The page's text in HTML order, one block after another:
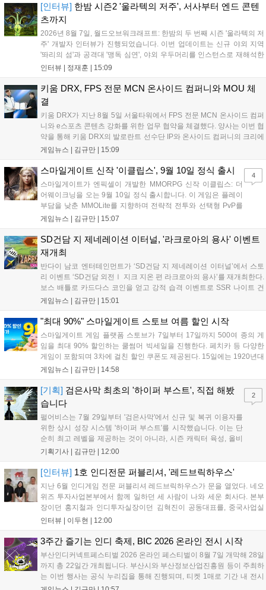
김영만 회장은 10년 만에 재추진되는 이번 시상식이 e스포츠의
성과와 가치를 널리 알리는 권위 있는 행사가 되도록 노력하겠다
고 밝혔습니다....
[인터뷰] 한밤 시즌2 '울라텍의 저주', 서사부터 엔드 콘텐
츠까지
2026년 8월 7일, 월드오브워크래프트: 한밤의 두 번째 시즌 '울라텍의 저
주' 개발자 인터뷰가 진행되었습니다. 이번 업데이트는 신규 야외 지역
'똬리의 섬'과 공격대 '맹독 심연', 야외 우두머리를 인스턴스로 재해석한
'소굴'을 포함합니다. 개발진은 하우징 시스템 개선 및 신화+ 던전 로테이
를 표했습니다....
인터뷰 | 정재훈 15:09
키움 DRX, FPS 전문 MCN 온사이드 컴퍼니와 MOU 체
결
키움 DRX가 지난 8월 5일 서울타워에서 FPS 전문 MCN 온사이드 컴퍼
니와 e스포츠 콘텐츠 강화를 위한 업무 협약을 체결했다. 양사는 이번 협
약을 통해 키움 DRX의 발로란트 선수단 IP와 온사이드 컴퍼니의 크리에
이터 네트워크를 결합하여 정규 및 특별 콘텐츠를 공동 기획한다. 또한
오프라인 연계 프로그램을 순차적으로 선보이며 e스포츠 생태계 확장에
나설 계획이다....
게임뉴스 | 김규만 15:09
스마일게이트 신작 '이클립스', 9월 10일 정식 출시
스마일게이트가 엔픽셀이 개발한 MMORPG 신작 이클립스: 더
어웨이크닝을 오는 9월 10일 정식 출시합니다. 이 게임은 플레이
부담을 낮춘 MMOLite를 지향하며 전략적 전투와 선택형 PvP를
특징으로 합니다. 현재 공식 홈페이지와 앱 마켓에서 사전등록을
니다. 또한 카카오톡 채널 추가 시 주차별 스페셜 쿠폰과 한정 스
킨, 경품 이벤트 등 풍성한 혜택을 마련해 이용자들의 기대를 모
으고 있습니다....
게임뉴스 | 김규만 15:07
4
SD건담 지 제네레이션 이터널, '라크로아의 용사' 이벤트
재개최
반다이 남코 엔터테인먼트가 ‘SD건담 지 제네레이션 이터널’에서 스토
리 이벤트 ‘SD건담 외전Ⅰ 지크 지온 편 라크로아의 용사’를 재개최한다.
보스 배틀로 카드다스 코인을 얻고 강적 습격 이벤트로 SSR 나이트 건
담을 획득할 수 있다. 로그인 보너스로 최대 다이아 3,000개를 지급하며,
원 증정한다. 또한 9월 30일까지 공식 유튜브에서 특별 프로그램을 시청
할 수 있다....
게임뉴스 | 김규만 15:01
"최대 90%" 스마일게이트 스토브 여름 할인 시작
스마일게이트 게임 플랫폼 스토브가 7일부터 17일까지 500여 종의 게
임을 최대 90% 할인하는 쿨썸머 빅세일을 진행한다. 페치카 등 다양한
게임이 포함되며 3차에 걸친 할인 쿠폰도 제공된다. 15일에는 1920년대
경성 배경의 신작 그날의 신문이 출시되며, 15일부터 17일까지는 국내
은 공식 페이지에서 확인 가능하다....
게임뉴스 | 김규만 14:58
[기획] 검은사막 최초의 '하이퍼 부스트', 직접 해봤
습니다
펄어비스는 7월 29일부터 '검은사막'에서 신규 및 복귀 이용자를
위한 상시 성장 시스템 '하이퍼 부스트'를 시작했습니다. 이는 단
순히 최고 레벨을 제공하는 것이 아니라, 시즌 캐릭터 육성, 올비
아 아카데미 수료, 아침의 나라 설화 진행 등 4단계 과정을 통해
용자는 과제를 완수하며 동(V) 투발라 장비와 검은별 무기, 카라
자드 장신구 등을 획득해 주요 콘텐츠에 진입할 수 있습니다....
기획기사 | 김규만 12:00
2
[인터뷰] 1호 인디전문 퍼블리셔, '레드브릭하우스'
지난 6월 인디게임 전문 퍼블리셔 레드브릭하우스가 문을 열었다. 네오
위즈 투자사업본부에서 함께 일하던 세 사람이 나와 세운 회사다. 본부
장이던 홍지철과 인디투자실장이던 김혁진이 공동대표를, 중국사업실
장이던 이민정이 이사를 맡았다. 출범 한 달여 만에 위메이드맥스의 전
들어왔다. 서비스 중인...
인터뷰 | 이두현 12:00
3주간 즐기는 인디 축제, BIC 2026 온라인 전시 시작
부산인디커넥트페스티벌 2026 온라인 페스티벌이 8월 7일 개막해 28일
까지 총 22일간 개최됩니다. 부산시와 부산정보산업진흥원 등이 주최하
는 이번 행사는 공식 누리집을 통해 진행되며, 티켓 1매로 기간 내 전시
작을 제한 없이 체험할 수 있습니다. 일반 및 루키 부문 등 다양한 인디게